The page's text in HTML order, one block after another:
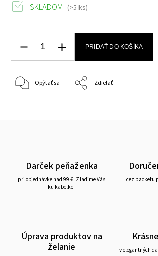
SKLADOM (>5 ks)
PRIDAŤ DO KOŠÍKA
Opýtať sa Zdieľať
Darček peňaženka
pri objednávke nad 99 €. Zladíme Vás
ku kabelke.
cez packetu
Úprava produktov na
želanie
v elegantných